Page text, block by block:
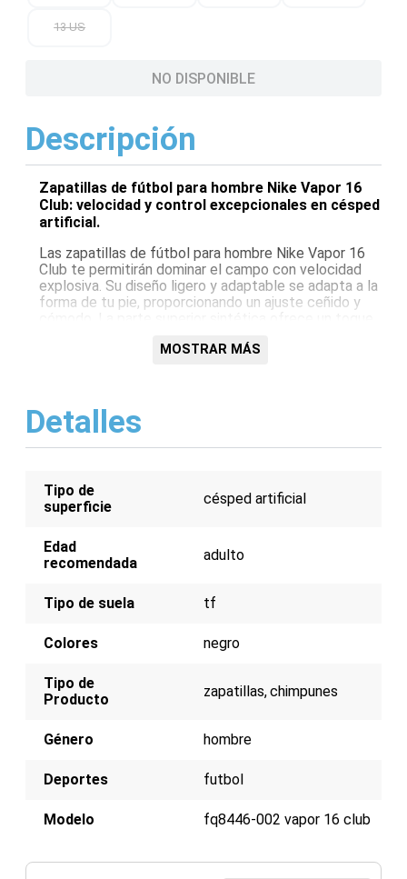
13 US
NO DISPONIBLE
Descripción
Zapatillas de fútbol para hombre Nike Vapor 16
Club: velocidad y control excepcionales en césped
artificial.
Las zapatillas de fútbol para hombre Nike Vapor 16
Club te permitirán dominar el campo con velocidad
explosiva. Su diseño ligero y adaptable se adapta a la
forma de tu pie, proporcionando un ajuste ceñido y
de goma texturizada proporciona una tracción
Características:
estabilidad
Suela exterior de goma texturizada para una
Diseño ligero para una velocidad explosiva
MOSTRAR MÁS
Detalles
Tipo de
superficie
césped artificial
Edad
recomendada
adulto
Tipo de suela tf
Colores negro
Tipo de
Producto
zapatillas chimpunes
Género hombre
Deportes futbol
Modelo fq8446-002 vapor 16 club